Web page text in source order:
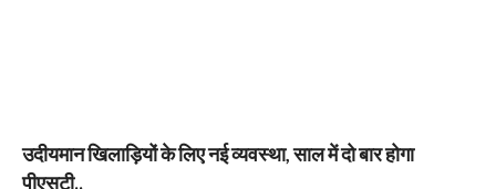
उदीयमान खिलाड़ियों के लिए नई व्यवस्था, साल में दो बार होगा
पीएसटी..